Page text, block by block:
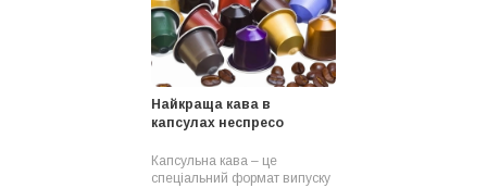
Найкраща кава в
капсулах неспресо
Капсульна кава – це
спеціальний формат випуску